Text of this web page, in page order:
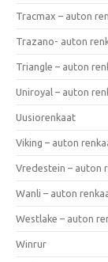
Tracmax – auton
Trazano- auton
Triangle – auton
Uniroyal – auton
Uusiorenkaat
Viking – auton
Vredestein – auton
Wanli – auton
Westlake – auton
Winrur